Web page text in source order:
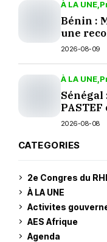
À LA UNE
Bénin :
une
2026-08-09
À LA UNE
sur
2026-08-08
CATEGORIES
2e Congres du
À LA UNE
Activites
AES Afrique
Agenda